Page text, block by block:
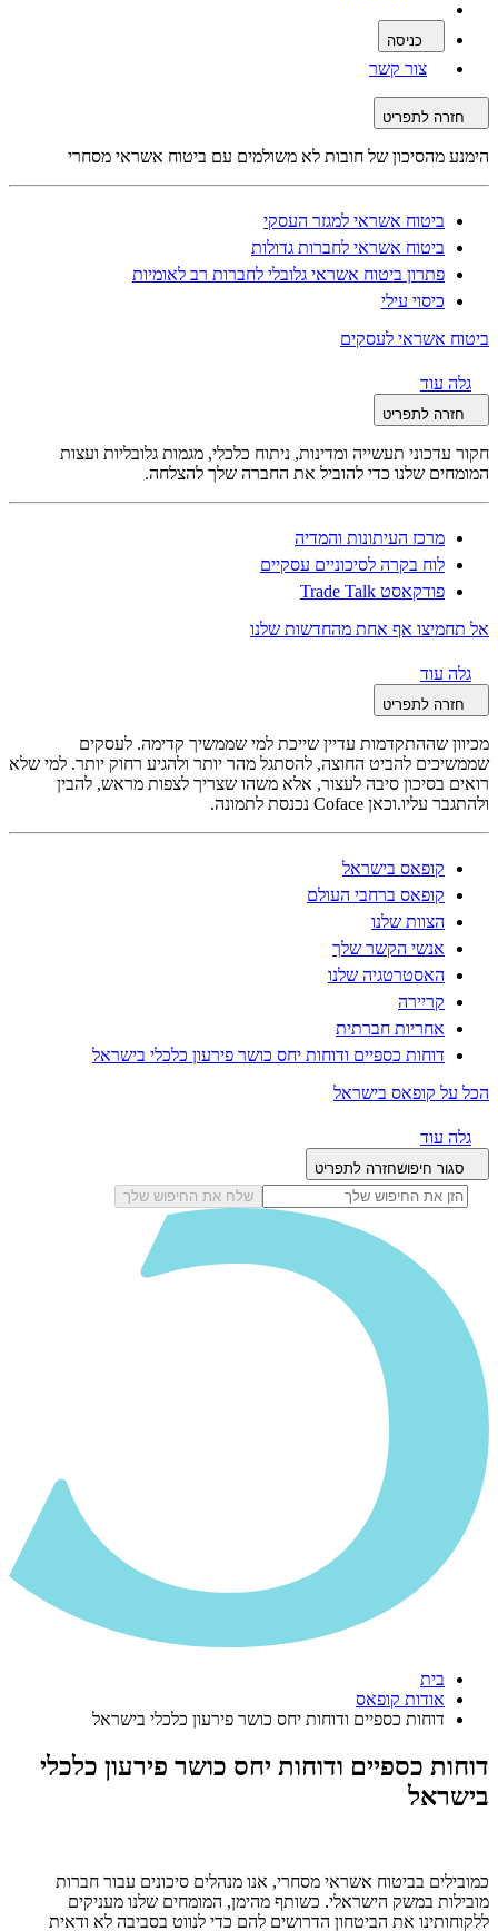
כניסה
צור קשר
חזרה לתפריט
הימנע מהסיכון של חובות לא משולמים עם ביטוח אשראי מסחרי
ביטוח אשראי למגזר העסקי
ביטוח אשראי לחברות גדולות
פתרון ביטוח אשראי גלובלי לחברות רב לאומיות
כיסוי עילי
ביטוח אשראי לעסקים
גלה עוד
חזרה לתפריט
חקור עדכוני תעשייה ומדינות, ניתוח כלכלי, מגמות גלובליות ועצות
המומחים שלנו כדי להוביל את החברה שלך להצלחה.
מרכז העיתונות והמדיה
לוח בקרה לסיכוניים עסקיים
פודקאסט Trade Talk
אל תחמיצו אף אחת מהחדשות שלנו
גלה עוד
חזרה לתפריט
מכיוון שההתקדמות עדיין שייכת למי שממשיך קדימה. לעסקים
שממשיכים להביט החוצה, להסתגל מהר יותר ולהגיע רחוק יותר. למי שלא
רואים בסיכון סיבה לעצור, אלא משהו שצריך לצפות מראש, להבין
ולהתגבר עליו.וכאן Coface נכנסת לתמונה.
קופאס בישראל
קופאס ברחבי העולם
הצוות שלנו
אנשי הקשר שלך
האסטרטגיה שלנו
קריירה
אחריות חברתית
דוחות כספיים ודוחות יחס כושר פירעון כלכלי בישראל
הכל על קופאס בישראל
גלה עוד
סגור חיפושחזרה לתפריט
שלח את החיפוש שלך
בית
אודות קופאס
דוחות כספיים ודוחות יחס כושר פירעון כלכלי בישראל
דוחות כספיים ודוחות יחס כושר פירעון כלכלי
בישראל
כמובילים בביטוח אשראי מסחרי, אנו מנהלים סיכונים עבור חברות
מובילות במשק הישראלי. כשותף מהימן, המומחים שלנו מעניקים
ללקוחותינו את הביטחון הדרושים להם כדי לנווט בסביבה לא ודאית